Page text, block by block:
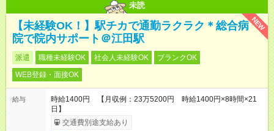
未読
NEW
【未経験OK！】駅チカで通勤ラクラク＊総合病
院で院内サポート＠江田駅
派遣 職種未経験OK 社会人未経験OK
ブランクOK
WEB登録・面接OK
給与
時給1400円 【月収例：23万5200円 時給1400円×8時間×21
日】
交通費別途支給あり